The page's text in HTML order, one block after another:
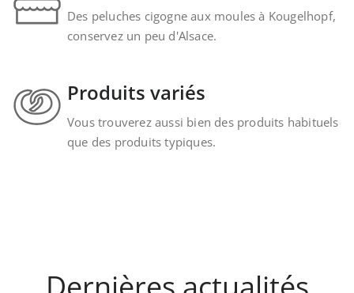
Des peluches cigogne aux moules à Kougelhopf,
conservez un peu d'Alsace.
Produits variés
Vous trouverez aussi bien des produits habituels
que des produits typiques.